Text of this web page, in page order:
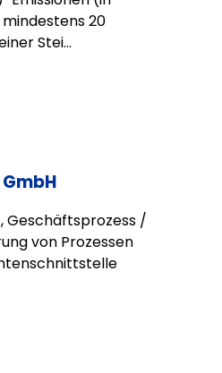
20
Stei...
Geschäftsprozess /
von Prozessen